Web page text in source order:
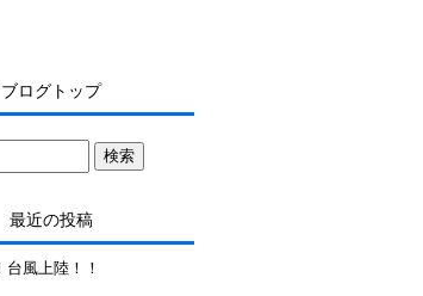
ブログトップ
最近の投稿
台風上陸！！